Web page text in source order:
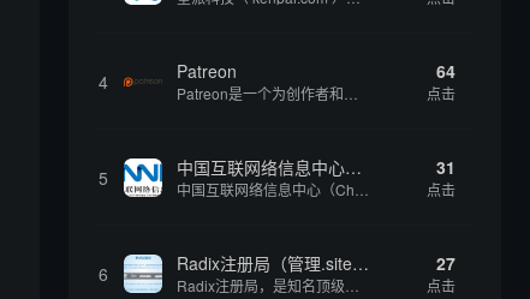
4 Patreon 64
点击
5 中国互联网络信息中心（CNNIC） 31
点击
6 Radix注册局（管理.site、.online等顶级域名） 27
点击